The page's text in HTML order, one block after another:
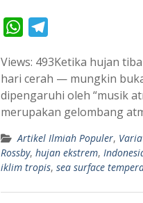
W
a
t
p
p
l
e
a
m
Views: 493Ketika hujan
hari cerah — mungkin
dipengaruhi oleh “musik
merupakan gelombang
Artikel Ilmiah Populer, Varia
Rossby, hujan ekstrem,
iklim tropis, sea surface